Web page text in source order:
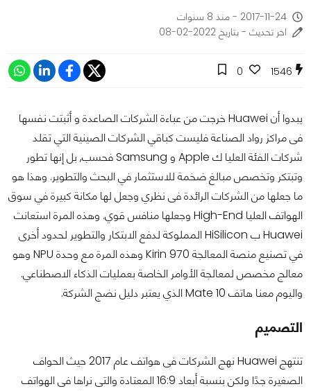
2017-11-24 - منذ 8 سنوات
اخر تحديث - بتاريخ 2022-02-08
1546
0
يبدوا أن Huawei خرجت من عباءة الشركات الصاعدة و أثبتت نفسها
فى مراكز رواد الصناعة فليست كباقي الشركات الصينية التي تقلد
شركات الفئة العليا ك Apple و Samsung فحسب, بل إنها تطور
وتبتكر وتخصص مبالغ ضخمة للاستثمار في البحث والتطوير. وهذا هو
ما جعلها من الشركات الرائدة فى نظري وجعل لها مكانة كبيرة في سوق
الهواتف العليا High-End وجعلها منافس قوي. وهذه المرة استعانت
Huawei ب HiSilicon المملوكة لدفع الابتكار والتطوير لحدود أخرى
في تصنيع منصة المعالجة Kirin 970 وهذه المرة مع وحدة NPU وهو
معالج مخصص لمعالجة الأوامر الخاصة بعمليات الذكاء الاصطناعي.
واليوم معنا هاتف Mate 10 الذي يعتبر دليل نضج الشركة.
التصميم
تنتهج Huawei نهج الشركات فى هواتف عام 2017 حيث الحواف
الصغيرة جدًا ولكن بنسبة أبعاد 16:9 المعتادة والتى نراها فى الهواتف